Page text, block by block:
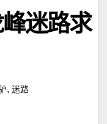
迷路求
, 迷路